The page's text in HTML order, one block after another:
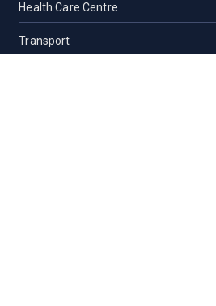
Health Care Centre
Transport